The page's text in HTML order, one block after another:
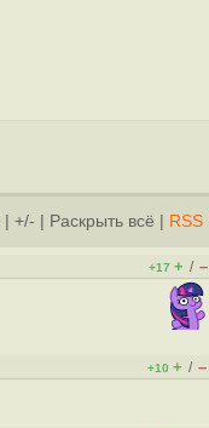
+/- Раскрыть всё RSS
+17 + / –
+10 + / –